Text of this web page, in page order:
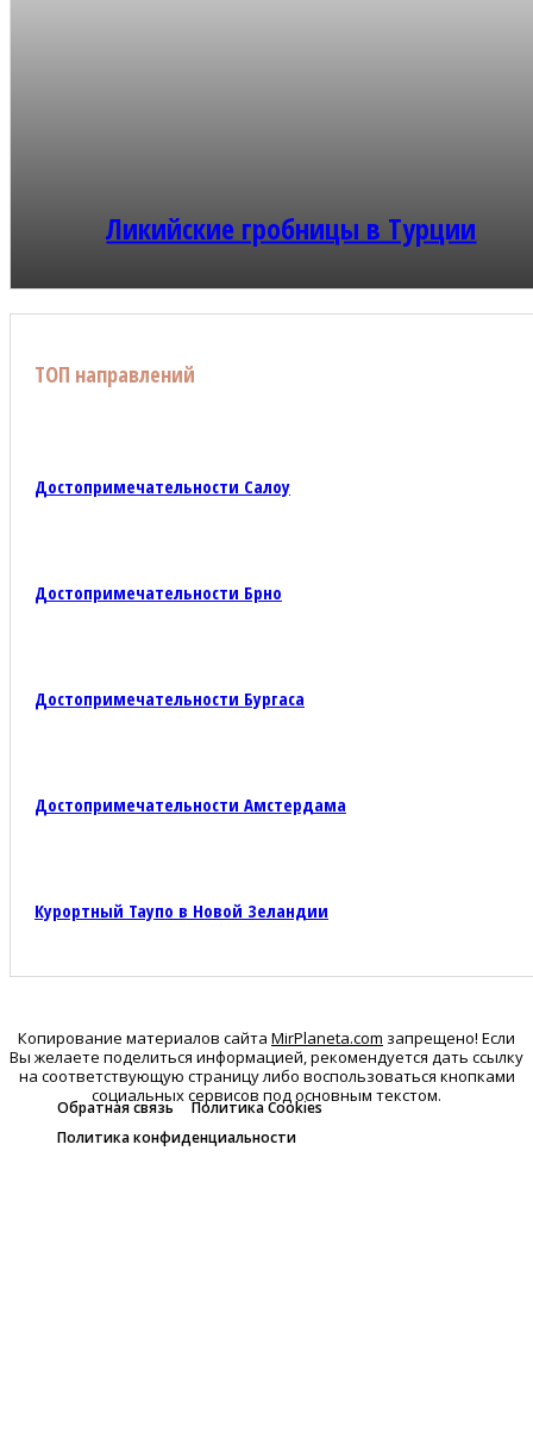
Ликийские гробницы в Турции
ТОП направлений
Достопримечательности Салоу
Достопримечательности Брно
Достопримечательности Бургаса
Достопримечательности Амстердама
Курортный Таупо в Новой Зеландии
Копирование материалов сайта MirPlaneta.com запрещено! Если
Вы желаете поделиться информацией, рекомендуется дать ссылку
на соответствующую страницу либо воспользоваться кнопками
социальных сервисов под основным текстом.
Обратная связь
Политика Cookies
Политика конфиденциальности